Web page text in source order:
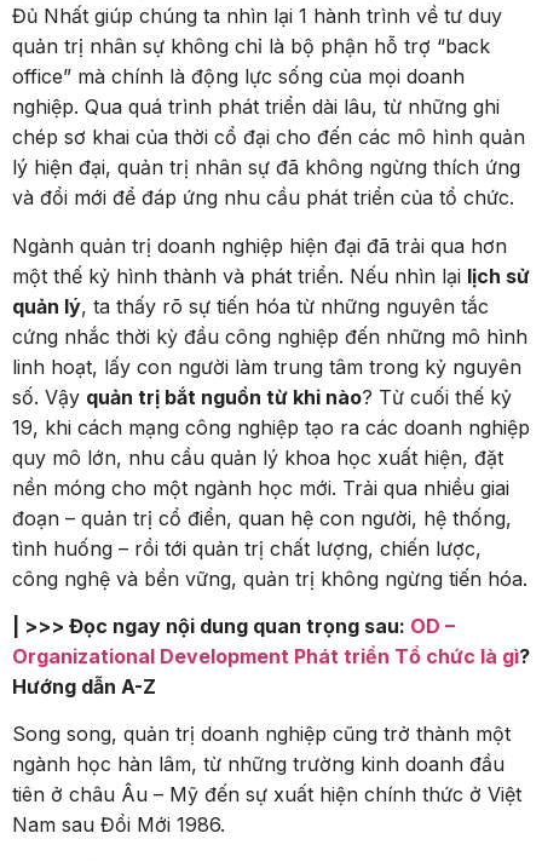
Đủ Nhất giúp chúng ta nhìn lại 1 hành trình về tư duy
quản trị nhân sự không chỉ là bộ phận hỗ trợ “back
office” mà chính là động lực sống của mọi doanh
nghiệp. Qua quá trình phát triển dài lâu, từ những ghi
chép sơ khai của thời cổ đại cho đến các mô hình quản
lý hiện đại, quản trị nhân sự đã không ngừng thích ứng
và đổi mới để đáp ứng nhu cầu phát triển của tổ chức.
Ngành quản trị doanh nghiệp hiện đại đã trải qua hơn
một thế kỷ hình thành và phát triển. Nếu nhìn lại lịch sử
quản lý, ta thấy rõ sự tiến hóa từ những nguyên tắc
cứng nhắc thời kỳ đầu công nghiệp đến những mô hình
linh hoạt, lấy con người làm trung tâm trong kỷ nguyên
số. Vậy quản trị bắt nguồn từ khi nào? Từ cuối thế kỷ
19, khi cách mạng công nghiệp tạo ra các doanh nghiệp
quy mô lớn, nhu cầu quản lý khoa học xuất hiện, đặt
nền móng cho một ngành học mới. Trải qua nhiều giai
đoạn – quản trị cổ điển, quan hệ con người, hệ thống,
tình huống – rồi tới quản trị chất lượng, chiến lược,
công nghệ và bền vững, quản trị không ngừng tiến hóa.
| >>> Đọc ngay nội dung quan trọng sau: OD –
Organizational Development Phát triển Tổ chức là gì?
Hướng dẫn A-Z
Song song, quản trị doanh nghiệp cũng trở thành một
ngành học hàn lâm, từ những trường kinh doanh đầu
tiên ở châu Âu – Mỹ đến sự xuất hiện chính thức ở Việt
Nam sau Đổi Mới 1986.